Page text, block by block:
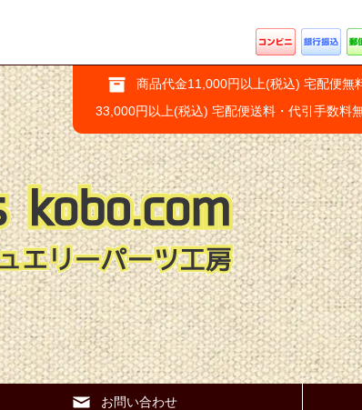
商品代金11,000円以上(税込) 宅配便無
33,000円以上(税込) 宅配便送料・代引手数料
お問い合わせ